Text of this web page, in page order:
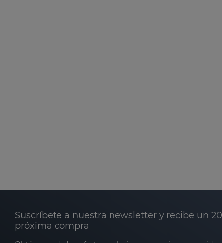
Suscríbete a nuestra newsletter y recibe un
próxima compra